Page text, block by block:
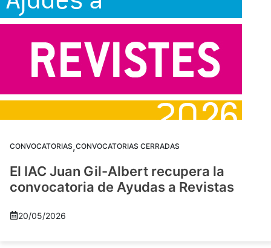
CONVOCATORIAS,CONVOCATORIAS CERRADAS
El IAC Juan Gil-Albert recupera la
convocatoria de Ayudas a Revistas
20/05/2026